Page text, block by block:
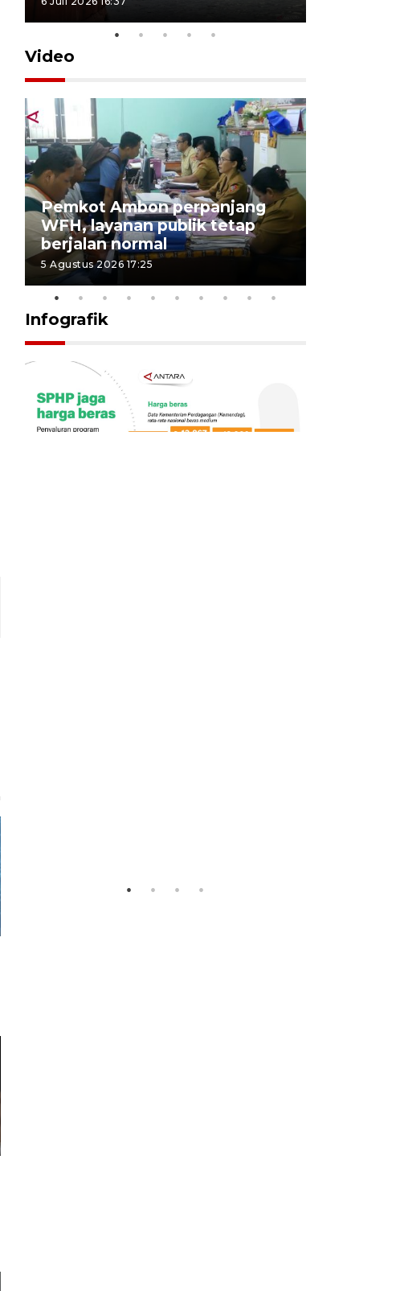
Video
Pemkot Ambon perpanjang
WFH, layanan publik tetap
berjalan normal
5 Agustus 2026 17:25
Infografik